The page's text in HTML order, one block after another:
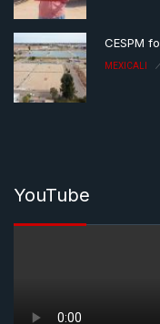
CESPM
MEXICALI
YouTube